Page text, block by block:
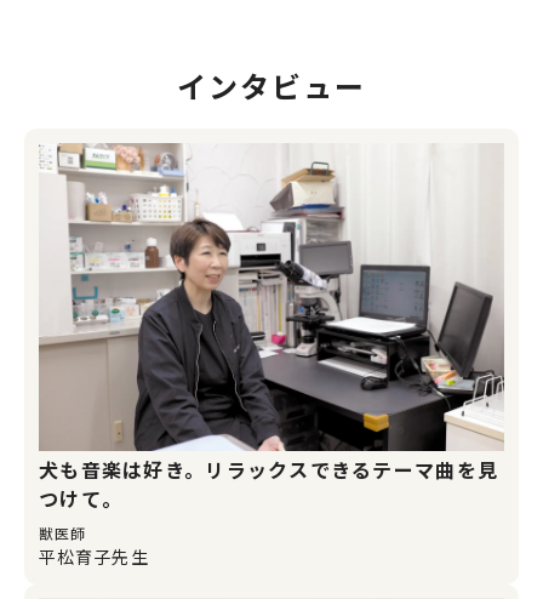
インタビュー
犬も音楽は好き。リラックスできるテーマ曲を見
つけて。
獣医師
平松育子先生